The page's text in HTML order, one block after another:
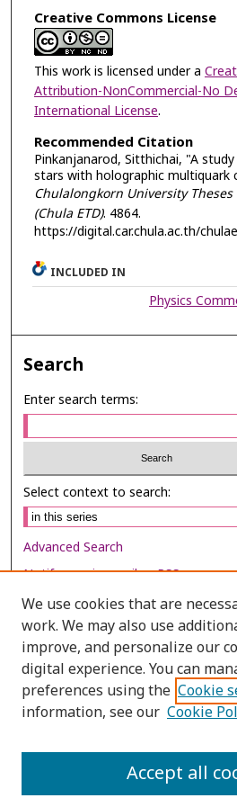
Creative Commons License
This work is licensed under a
Attribution-NonCommercial-No
International License.
Recommended Citation
Pinkanjanarod, Sitthichai, "A
stars with holographic multiquark
Chulalongkorn University
(Chula ETD). 4864.
https://digital.car.chula.ac.th/
INCLUDED IN
Physics
Search
Enter search terms:
Select context to search:
Advanced Search
Notify me via email orRSS
Browse
Collections
Disciplines
Authors
We use cookies that are
work. We may also use
improve, and personalize our
digital experience. You can
preferences using the Cookie
information, see our Cookie
Accept all